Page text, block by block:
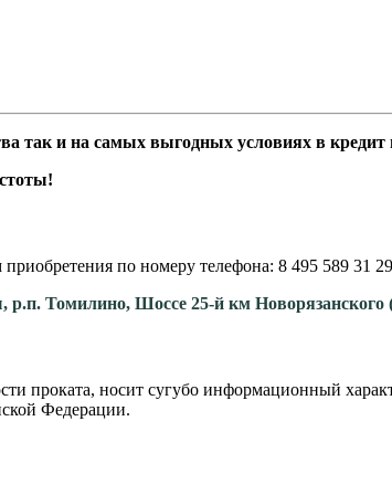
так и на самых выгодных условиях в кредит
по номеру телефона: 8 495 589 31 29
р.п. Томилино, Шоссе 25-й км Новорязанского
проката, носит сугубо информационный
Федерации.